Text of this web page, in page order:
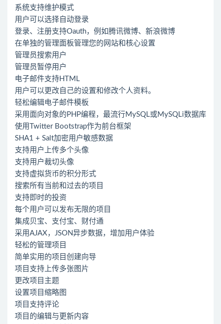
系统支持维护模式
用户可以选择自动登录
登录、注册支持Oauth，例如腾讯微博、新浪微博
在单独的管理面板管理您的网站和核心设置
管理员搜索用户
管理员暂停用户
电子邮件支持HTML
用户可以更改自己的设置和修改个人资料。
轻松编辑电子邮件模板
采用面向对象的PHP编程，最流行MySQL或MySQLi数据库
使用Twitter Bootstrap作为前台框架
SHA1 + Salt加密用户敏感数据
支持用户上传多个头像
支持用户裁切头像
支持虚拟货币的积分形式
搜索所有当前和过去的项目
支持即时的投资
每个用户可以发布无限的项目
集成贝宝、支付宝、财付通
采用AJAX，JSON异步数据，增加用户体验
轻松的管理项目
简单实用的项目创建向导
项目支持上传多张图片
更改项目主题
设置项目缩略图
项目支持评论
项目的编辑与更新内容